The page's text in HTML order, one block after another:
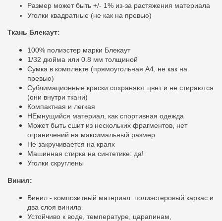
Размер может быть +/- 1% из-за растяжения материала
Уголки квадратные (не как на превью)
Ткань Блекаут:
100% полиэстер марки Блекаут
1/32 дюйма или 0.8 мм толщиной
Сумка в комплекте (прямоугольная A4, не как на
превью)
Сублимационные краски сохраняют цвет и не стираются
(они внутри ткани)
Компактная и легкая
НЕмнущийся материал, как спортивная одежда
Может быть сшит из нескольких фрагментов, нет
ограничений на максимальный размер
Не закручивается на краях
Машинная стирка на синтетике: да!
Уголки скруглены
Винил:
Винил - композитный материал: полиэстеровый каркас и
два слоя винила
Устойчиво к воде, температуре, царапинам,